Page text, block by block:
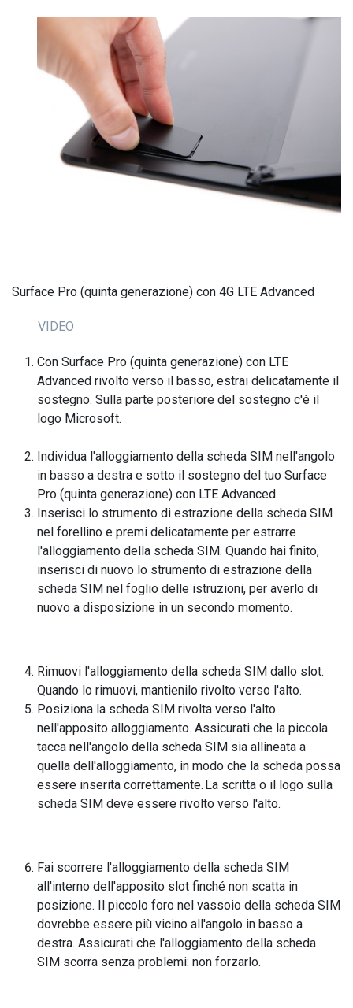
Surface Pro (quinta generazione) con 4G LTE Advanced
VIDEO
Con Surface Pro (quinta generazione) con LTE
Advanced rivolto verso il basso, estrai delicatamente il
sostegno. Sulla parte posteriore del sostegno c'è il
logo Microsoft.
Individua l'alloggiamento della scheda SIM nell'angolo
in basso a destra e sotto il sostegno del tuo Surface
Pro (quinta generazione) con LTE Advanced.
Inserisci lo strumento di estrazione della scheda SIM
nel forellino e premi delicatamente per estrarre
l'alloggiamento della scheda SIM. Quando hai finito,
inserisci di nuovo lo strumento di estrazione della
scheda SIM nel foglio delle istruzioni, per averlo di
nuovo a disposizione in un secondo momento.
Rimuovi l'alloggiamento della scheda SIM dallo slot.
Quando lo rimuovi, mantienilo rivolto verso l'alto.
Posiziona la scheda SIM rivolta verso l'alto
nell'apposito alloggiamento. Assicurati che la piccola
tacca nell'angolo della scheda SIM sia allineata a
quella dell'alloggiamento, in modo che la scheda possa
essere inserita correttamente. La scritta o il logo sulla
scheda SIM deve essere rivolto verso l'alto.
Fai scorrere l'alloggiamento della scheda SIM
all'interno dell'apposito slot finché non scatta in
posizione. Il piccolo foro nel vassoio della scheda SIM
dovrebbe essere più vicino all'angolo in basso a
destra. Assicurati che l'alloggiamento della scheda
SIM scorra senza problemi: non forzarlo.